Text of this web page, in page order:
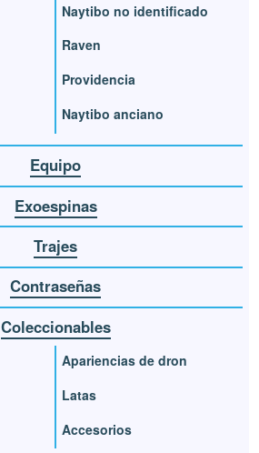
Naytibo no identificado
Raven
Providencia
Naytibo anciano
Equipo
Exoespinas
Trajes
Contraseñas
Coleccionables
Apariencias de dron
Latas
Accesorios